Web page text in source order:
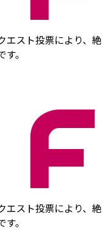
エスト投票により、絶
。
エスト投票により、絶
。